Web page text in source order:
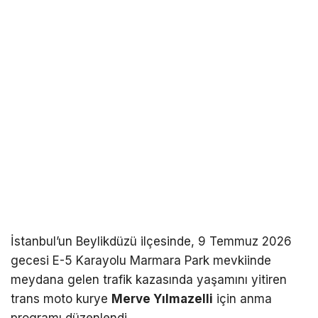
İstanbul’un Beylikdüzü ilçesinde, 9 Temmuz 2026
gecesi E-5 Karayolu Marmara Park mevkiinde
meydana gelen trafik kazasında yaşamını yitiren
trans moto kurye Merve Yılmazelli için anma